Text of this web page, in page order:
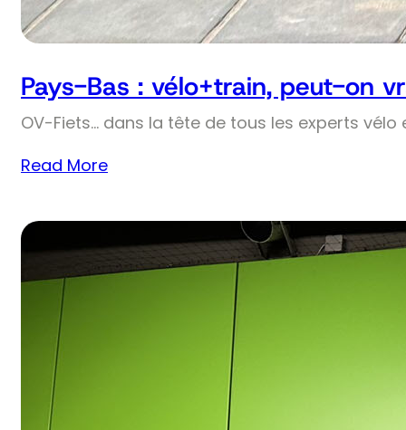
Pays-Bas : vélo+train, peut-on
OV-Fiets… dans la tête de tous les experts
Read More